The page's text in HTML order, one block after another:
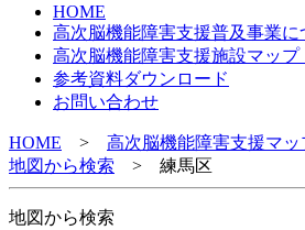
HOME
高次脳機能障害支援普及事業に
高次脳機能障害支援施設マップ
参考資料ダウンロード
お問い合わせ
HOME > 高次脳機能障害支援マ
地図から検索 > 練馬区
地図から検索